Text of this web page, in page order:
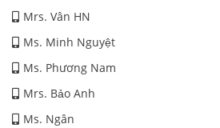
Mrs. Vân HN
Ms. Minh Nguyệt
Ms. Phương Nam
Mrs. Bảo Anh
Ms. Ngân